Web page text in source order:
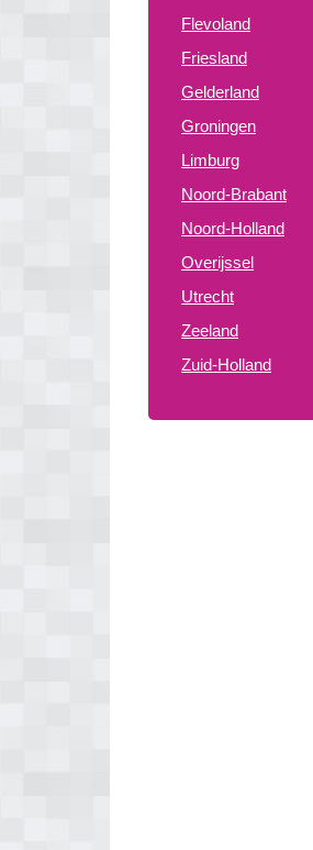
Flevoland
Friesland
Gelderland
Groningen
Limburg
Noord-Brabant
Noord-Holland
Overijssel
Utrecht
Zeeland
Zuid-Holland